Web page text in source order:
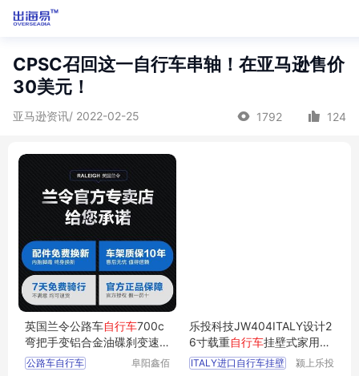
CPSC召回这一自行车串轴！在亚马逊售价
30美元！
亚马逊资讯/ 2022-02-25 1792 124
英国兰令公路车自行车700c
弯把手变铝合金油碟刹变速
学生单车
公路车自行车
阜阳鑫佰
乐投科技JW404ITALY设计2
6寸载重自行车挂壁式家用停
车架
ITALY进口自行车挂壁
颍上乐投